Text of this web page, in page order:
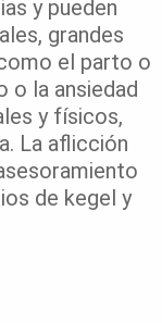
y pueden
grandes
el parto o
o la ansiedad
y físicos,
La aflicción
de kegel y